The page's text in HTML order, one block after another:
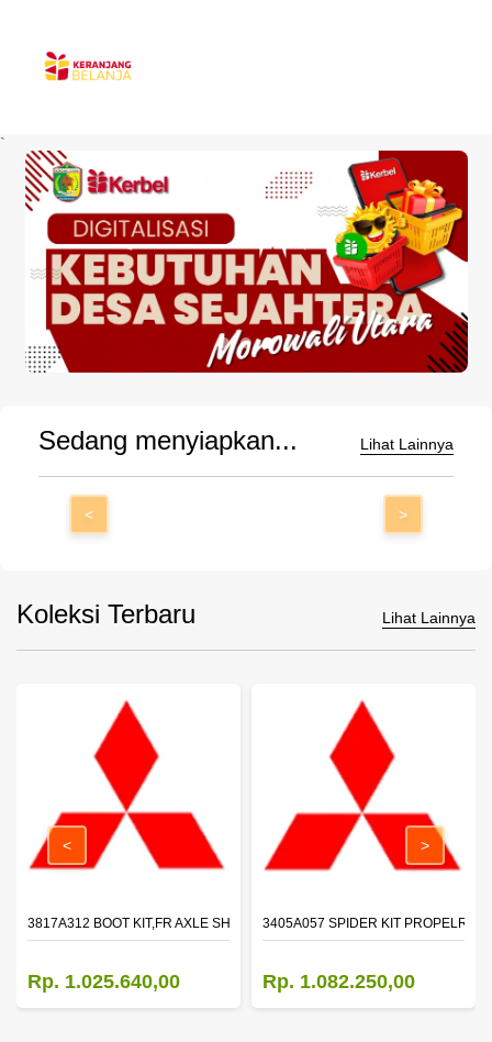
`
Sedang menyiapkan... Lihat Lainnya
< >
Koleksi Terbaru Lihat Lainnya
- TRITON - PAJERO
3817A312 BOOT KIT,FR AXLE SHAFT,LH
Rp. 1.025.640,00
3405A057 SPIDER KIT PROPELR
Rp. 1.082.250,00
< >